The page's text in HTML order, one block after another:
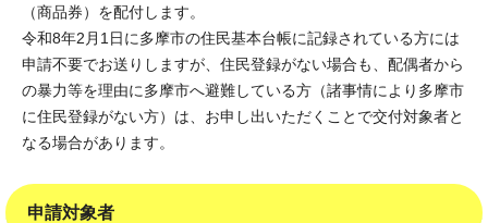
（商品券）を配付します。
令和8年2月1日に多摩市の住民基本台帳に記録されている方には
申請不要でお送りしますが、住民登録がない場合も、配偶者から
の暴力等を理由に多摩市へ避難している方（諸事情により多摩市
に住民登録がない方）は、お申し出いただくことで交付対象者と
なる場合があります。
申請対象者